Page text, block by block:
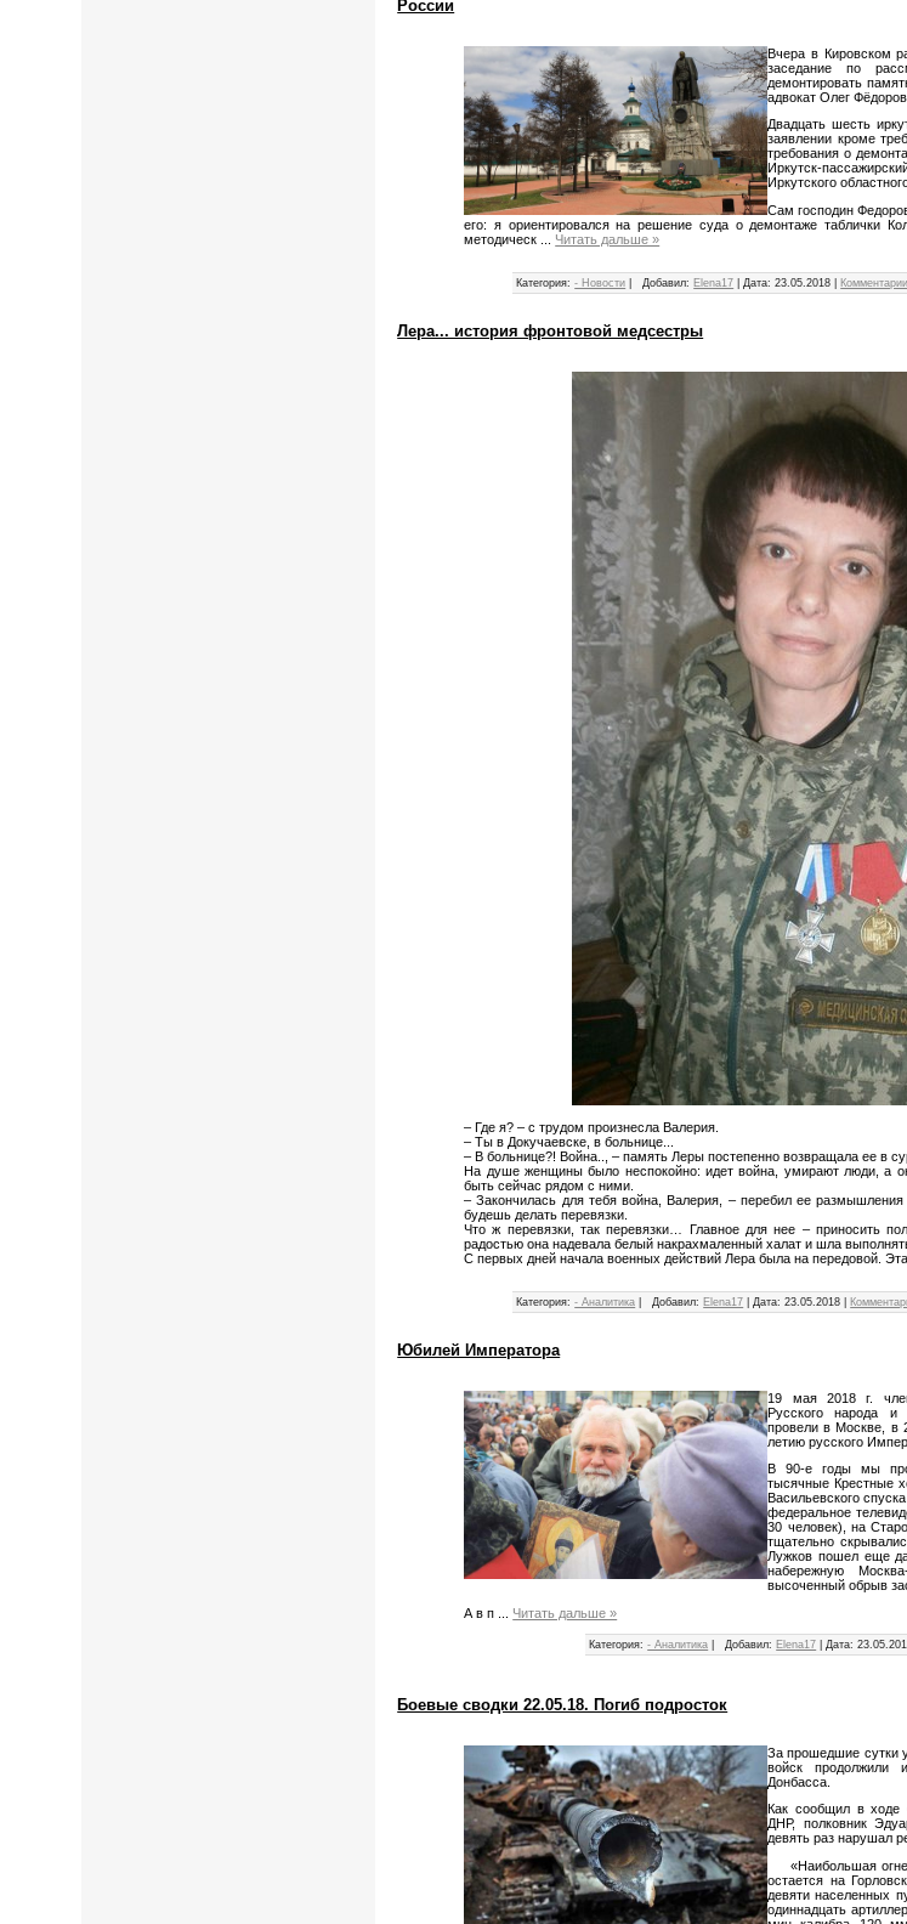
России
Вчера в Кировском
заседание по
демонтировать
адвокат Олег Фёдоров.
Двадцать шесть
заявлении кроме
требования о
Иркутск-
Иркутского
Сам господин
его: я ориентировался на решение суда о демонтаже таблички
методическ
Читать дальше »
Категория: - Новости Добавил: Elena17 Дата: 23.05.2018
Лера... история фронтовой медсестры
– Где я? – с трудом произнесла Валерия.
– Ты в Докучаевске, в больнице...
– В больнице?! Война.., – память Леры постепенно возвращала ее в
На душе женщины было неспокойно: идет война, умирают люди, а
быть сейчас рядом с ними.
– Закончилась для тебя война, Валерия, – перебил ее
будешь делать перевязки.
Что ж перевязки, так перевязки… Главное для нее – приносить
радостью она надевала белый накрахмаленный халат и шла
С первых дней начала военных действий Лера была на передовой. Эта
Категория: - Аналитика Добавил: Elena17 |Дата: 23.05.2018
Юбилей Императора
19 мая 2018 г.
Русского народа и
провели в Москве, в
летию русского
В 90-е годы мы
тысячные Крестные
Васильевского
федеральное
30 человек), на
тщательно
Лужков пошел еще
набережную
высоченный обрыв
А в п
Читать дальше »
Категория: - Аналитика Добавил: Elena17 Дата:
Боевые сводки 22.05.18. Погиб подросток
За прошедшие сутки
войск продолжили
Донбасса.
Как сообщил в ходе
ДНР, полковник
девять раз нарушал
«Наибольшая
остается на
девяти населенных
одиннадцать